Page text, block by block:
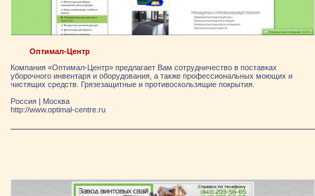
Оптимал-Центр
Компания «Оптимал-Центр» предлагает Вам сотрудничество в поставках
уборочного инвентаря и оборудования, а также профессиональных моющих и
чистящих средств. Грязезащитные и противоскользящие покрытия.
Россия | Москва
http://www.optimal-centre.ru